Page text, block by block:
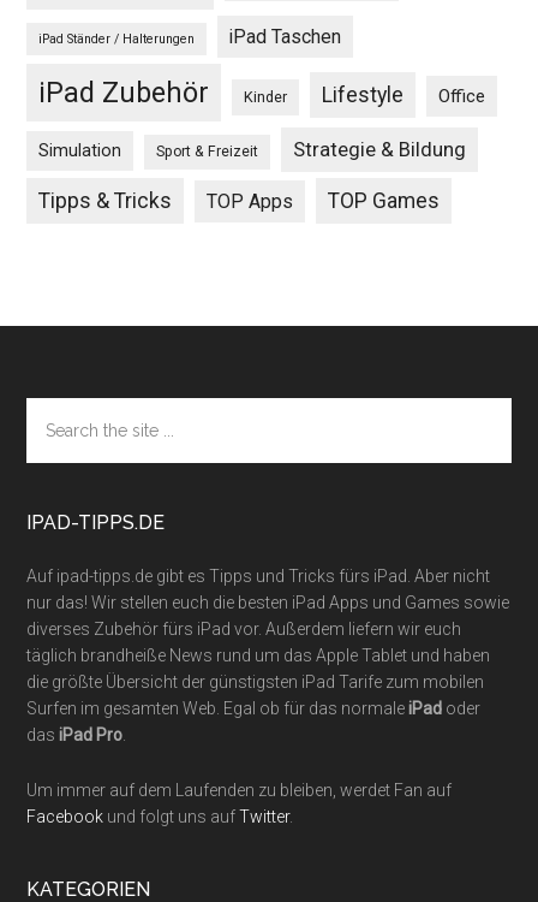
iPad Ständer / Halterungen iPad Taschen
iPad Zubehör Kinder Lifestyle Office
Simulation Sport & Freizeit Strategie & Bildung
Tipps & Tricks TOP Apps TOP Games
Footer
the
site
IPAD-TIPPS.DE
Auf ipad-tipps.de gibt es Tipps und Tricks fürs iPad. Aber nicht
nur das! Wir stellen euch die besten iPad Apps und Games sowie
diverses Zubehör fürs iPad vor. Außerdem liefern wir euch
täglich brandheiße News rund um das Apple Tablet und haben
die größte Übersicht der günstigsten iPad Tarife zum mobilen
Surfen im gesamten Web. Egal ob für das normaleiPad oder
dasiPad Pro
Um immer auf dem Laufenden zu bleiben, werdet Fan auf
Facebook und folgt uns aufTwitter.
KATEGORIEN